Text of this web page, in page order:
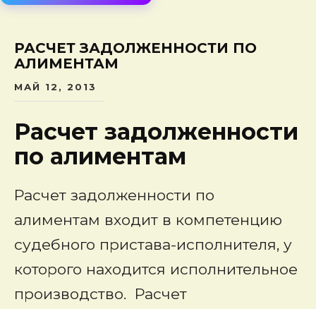
РАСЧЕТ ЗАДОЛЖЕННОСТИ ПО
АЛИМЕНТАМ
МАЙ 12, 2013
Расчет задолженности
по алиментам
Расчет задолженности по
алиментам входит в компетенцию
судебного пристава-исполнителя, у
которого находится исполнительное
производство. Расчет